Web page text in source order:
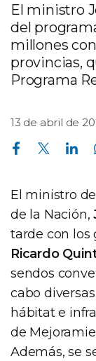
El ministro
del
millones
provincias,
Programa
13 de abril de
Compartir en Facebook Compartir en Twitter Compartir en Linkedin
El ministro
de la Nación,
tarde con los
Ricardo
sendos
cabo
hábitat e
de
Además, se